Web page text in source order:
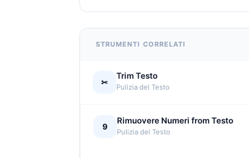
STRUMENTI CORRELATI
✂
Trim Testo
Pulizia del Testo
9
Rimuovere Numeri from Testo
Pulizia del Testo